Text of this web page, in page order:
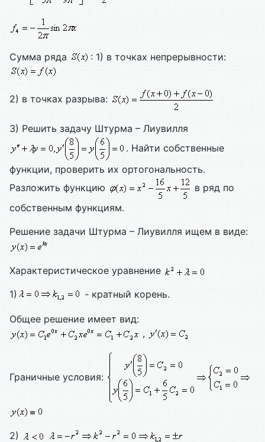
Сумма ряда : 1) в точках непрерывности:
2) в точках разрыва:
3) Решить задачу Штурма – Лиувилля
. Найти собственные
функции, проверить их ортогональность.
Разложить функцию
в ряд по
собственным функциям.
Решение задачи Штурма – Лиувилля ищем в виде:
Характеристическое уравнение
1) - кратный корень.
Общее решение имеет вид:
,
Граничные условия:
2)